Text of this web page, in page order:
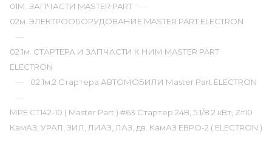
01М. ЗАПЧАСТИ MASTER PART —
02м. ЭЛЕКТРООБОРУДОВАНИЕ MASTER PART ЕLECTRON
—
02.1м. СТАРТЕРА И ЗАПЧАСТИ К НИМ MASTER PART
ЕLECTRON
— 02.1м.2 Стартера АВТОМОБИЛИ Мaster Part ЕLECTRON
—
МРЕ СТ142-10 ( Master Part ) #63 Стартер 24В, 5.1/8.2 кВт, Z=10
КамАЗ, УРАЛ, ЗИЛ, ЛИАЗ, ЛАЗ, дв. КамАЗ ЕВРО-2 ( ELECTRON )